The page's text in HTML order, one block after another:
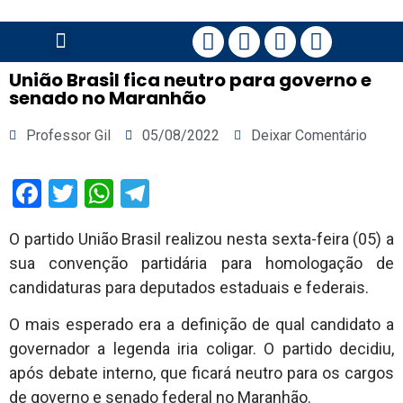
União Brasil fica neutro para governo e
senado no Maranhão
Professor Gil 05/08/2022 Deixar Comentário
Facebook
TwitterWhatsApp
O partido União Brasil realizou nesta sexta-feira (05) a
sua convenção partidária para homologação de
candidaturas para deputados estaduais e federais.
O mais esperado era a definição de qual candidato a
governador a legenda iria coligar. O partido decidiu,
após debate interno, que ficará neutro para os cargos
de governo e senado federal no Maranhão.